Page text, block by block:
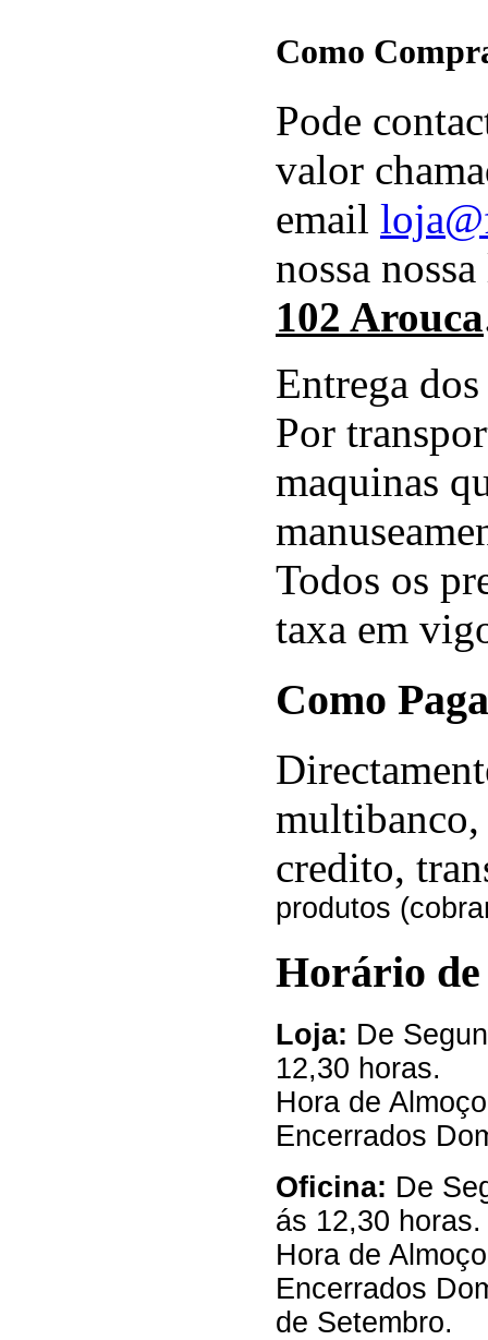
Como
Pode
valor
email
nossa
102 Arouca
Entrega
Por
maquinas
Todos os
taxa em
Como
multibanco,
credito,
produtos
Horário
Loja: De
12,30 horas.
Hora de
Encerrados
Oficina: De
ás 12,30 horas.
Hora de
Encerrados
de Setembro.